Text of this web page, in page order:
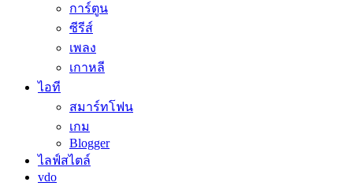
การ์ตูน
ซีรีส์
เพลง
เกาหลี
ไอที
สมาร์ทโฟน
เกม
Blogger
ไลฟ์สไตล์
vdo